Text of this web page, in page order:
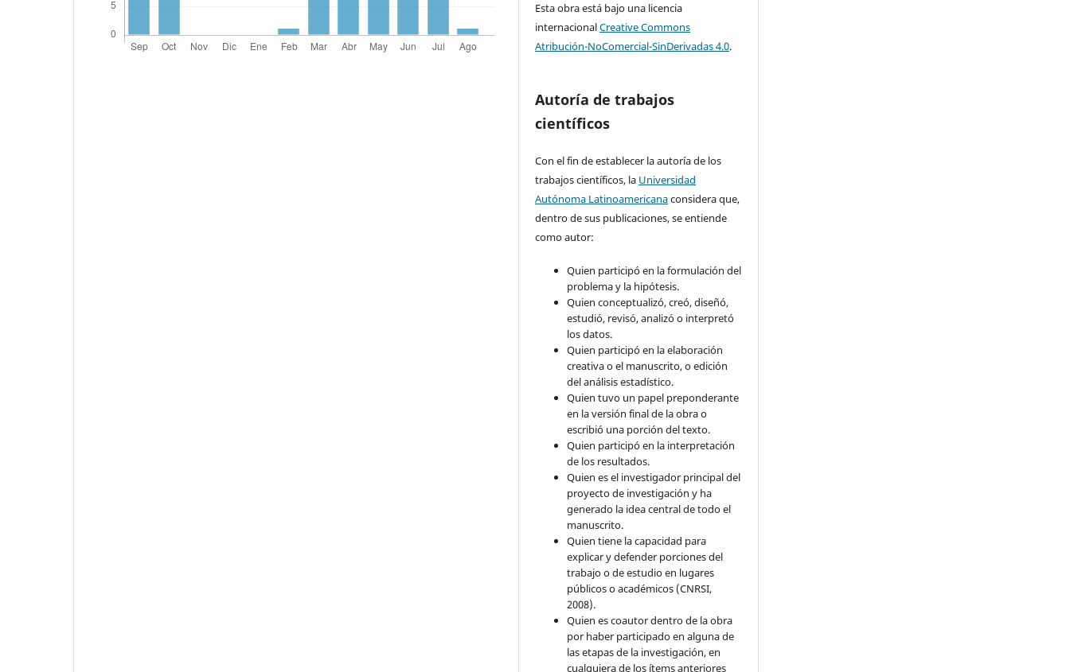
Esta obra está bajo una licencia
internacionalCreative Commons
Atribución-NoComercial-SinDerivadas 4.0.
Autoría de trabajos
científicos
Con el fin de establecer la autoría de los
trabajos científicos, la Universidad
Autónoma Latinoamericanaconsidera que,
dentro de sus publicaciones, se entiende
como autor:
Quien participó en la formulación del
problema y la hipótesis.
Quien conceptualizó, creó, diseñó,
estudió, revisó, analizó o interpretó
los datos.
Quien participó en la elaboración
creativa o el manuscrito, o edición
del análisis estadístico.
Quien tuvo un papel preponderante
en la versión final de la obra o
escribió una porción del texto.
Quien participó en la interpretación
de los resultados.
Quien es el investigador principal del
proyecto de investigación y ha
generado la idea central de todo el
manuscrito.
Quien tiene la capacidad para
explicar y defender porciones del
trabajo o de estudio en lugares
públicos o académicos (CNRSI,
2008).
Quien es coautor dentro de la obra
por haber participado en alguna de
las etapas de la investigación, en
cualquiera de los ítems anteriores